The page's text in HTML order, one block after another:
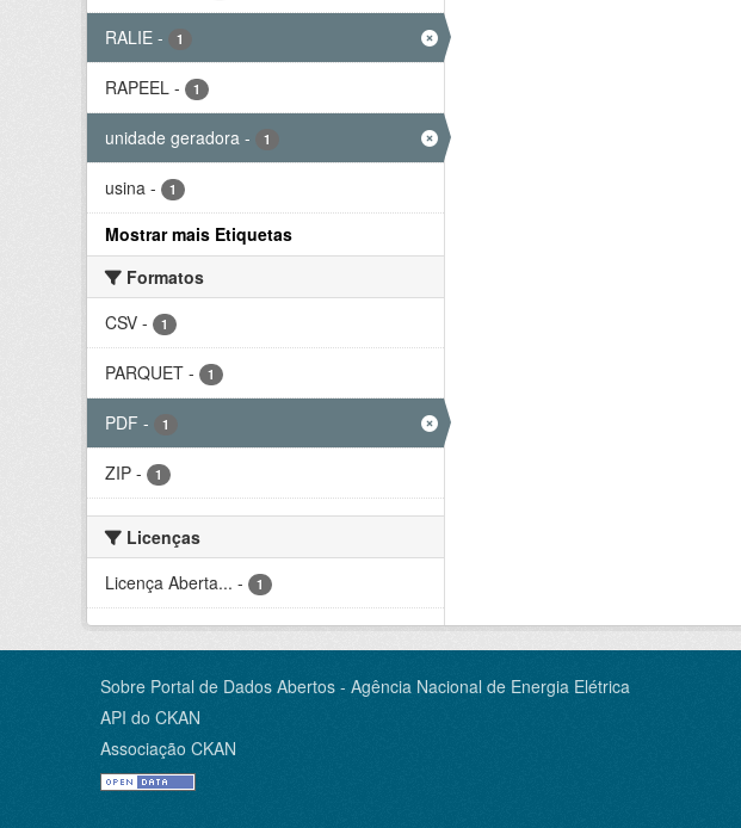
RALIE - 1
RAPEEL - 1
unidade geradora - 1
usina - 1
Mostrar mais Etiquetas
Formatos
CSV - 1
PARQUET - 1
PDF - 1
ZIP - 1
Licenças
Licença Aberta... - 1
Sobre Portal de Dados Abertos - Agência Nacional de Energia Elétrica
API do CKAN
Associação CKAN